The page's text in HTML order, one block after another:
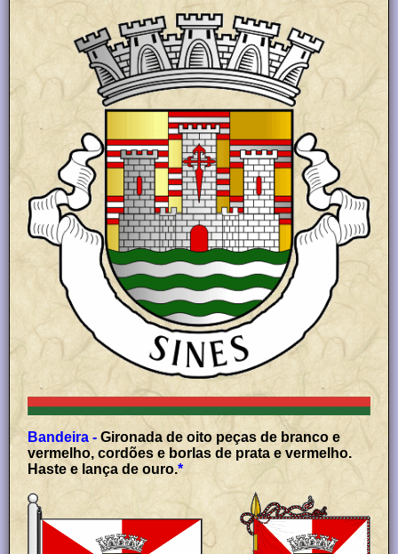
Bandeira - Gironada de oito peças de branco e
vermelho, cordões e borlas de prata e vermelho.
Haste e lança de ouro.*